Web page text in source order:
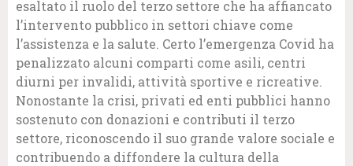
esaltato il ruolo del terzo settore che ha affiancato
l’intervento pubblico in settori chiave come
l’assistenza e la salute. Certo l’emergenza Covid ha
penalizzato alcuni comparti come asili, centri
diurni per invalidi, attività sportive e ricreative.
Nonostante la crisi, privati ed enti pubblici hanno
sostenuto con donazioni e contributi il terzo
settore, riconoscendo il suo grande valore sociale e
contribuendo a diffondere la cultura della